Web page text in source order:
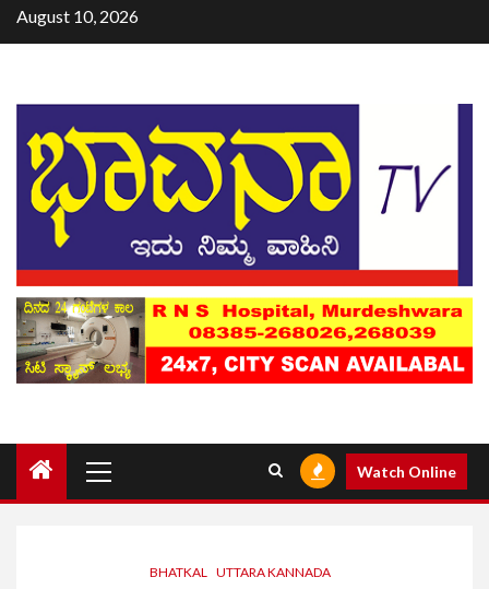
August 10, 2026
Watch Online
BHATKAL UTTARA KANNADA